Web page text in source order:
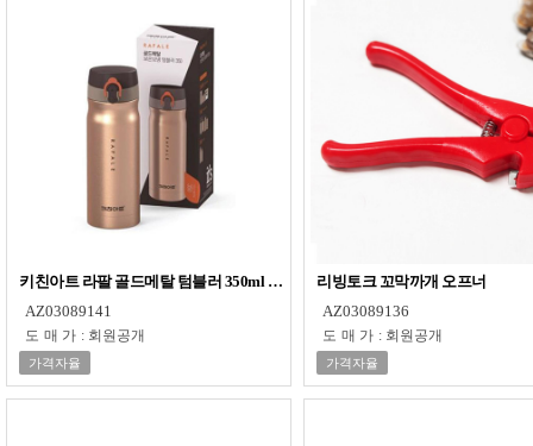
키친아트 라팔 골드메탈 텀블러 350ml KAVF-A35
AZ03089141
도매가 : 회원공개
가격자율
리빙토크 꼬막까개 오프너
AZ03089136
도매가 : 회원공개
가격자율